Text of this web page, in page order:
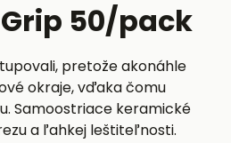
50/pack
pretože akonáhle
okraje, vďaka čomu
Samoostriace keramické
a ľahkej leštiteľnosti.